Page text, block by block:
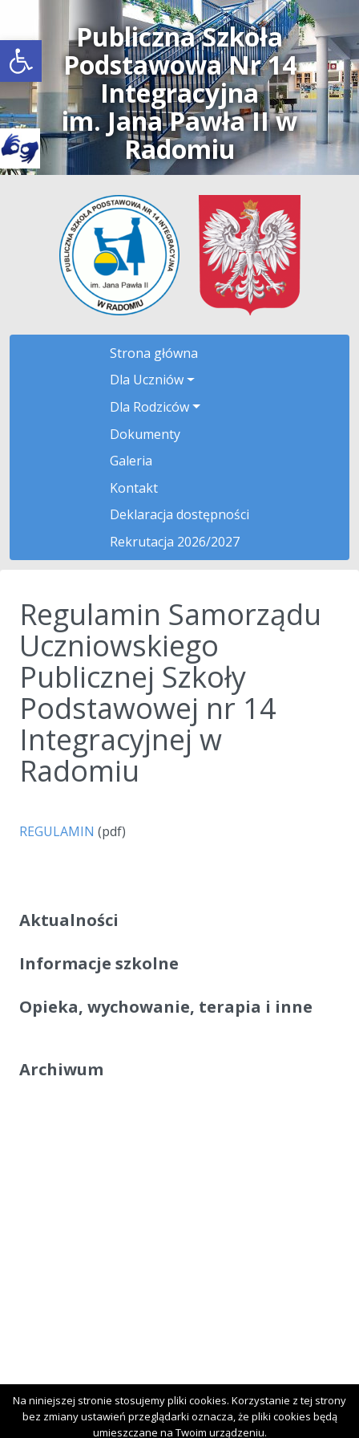
Open toolbar
Publiczna Szkoła
Podstawowa Nr 14
Integracyjna
im. Jana Pawła II w
Radomiu
Strona główna
Dla Uczniów
Dla Rodziców
Dokumenty
Galeria
Kontakt
Deklaracja dostępności
Rekrutacja 2026/2027
Regulamin Samorządu
Uczniowskiego
Publicznej Szkoły
Podstawowej nr 14
Integracyjnej w
Radomiu
REGULAMIN (pdf)
Aktualności
Informacje szkolne
Opieka, wychowanie, terapia i inne
Archiwum
Copyright © 2020
Na niniejszej stronie stosujemy pliki cookies. Korzystanie z tej strony
bez zmiany ustawień przeglądarki oznacza, że pliki cookies będą
umieszczane na Twoim urządzeniu.